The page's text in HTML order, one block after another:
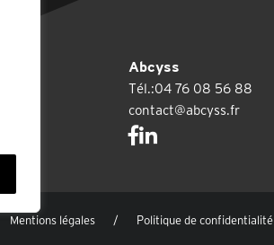
Abcyss
Tél.:04 76 08 56 88
contact@abcyss.fr
Mentions légales Politique de confidentialité